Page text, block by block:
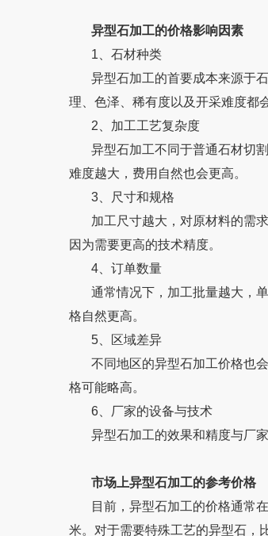
异型石加工的价格影响因素
1、石材种类
异型石加工的首要成本来源于石材本
理、色泽、稀有度以及开采难度都
2、加工工艺复杂度
异型石加工不同于普通石材切割
难度越大，费用自然也会更高。
3、尺寸和规格
加工尺寸越大，对原材料的需求
因为需要更高的技术精度。
4、订单数量
通常情况下，加工批量越大
格自然更高。
5、区域差异
不同地区的异型石加工价格也会有
格可能略高。
6、厂家的设备与技术
异型石加工的效果和精度与厂家设
市场上异型石加工的参考价格
目前，异型石加工的价格通常
米。对于需要特殊工艺的异型石，